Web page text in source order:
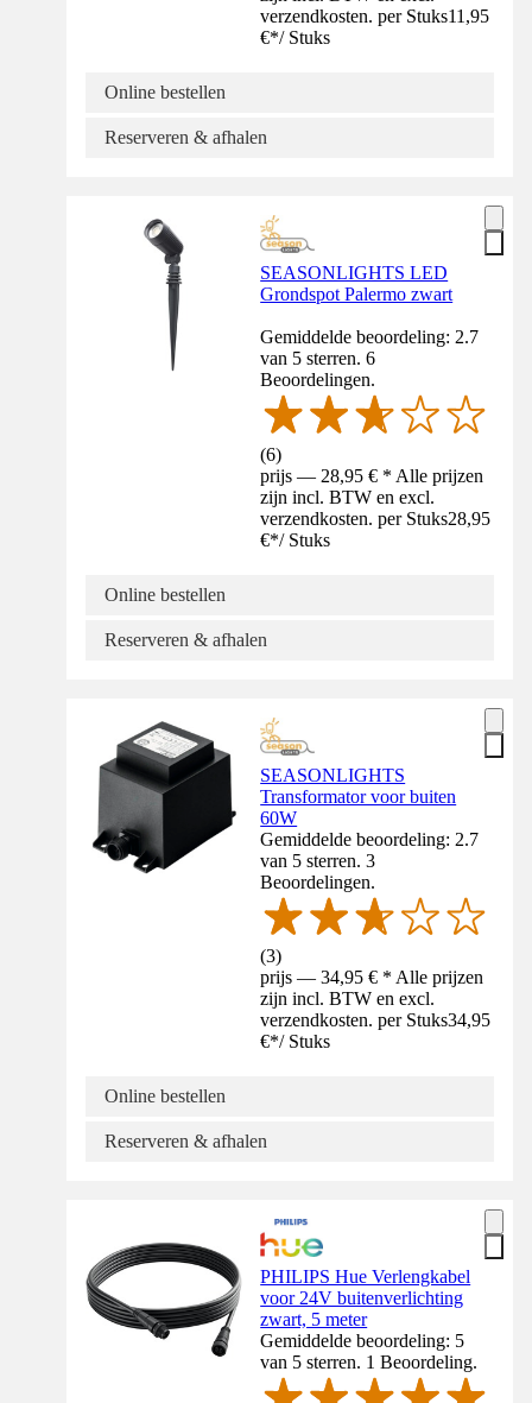
verzendkosten. per Stuks11,95
€*/ Stuks
Online bestellen
Reserveren & afhalen
SEASONLIGHTS LED
Grondspot Palermo zwart
Gemiddelde beoordeling: 2.7
van 5 sterren. 6
Beoordelingen.
(6)
prijs — 28,95 € * Alle prijzen
zijn incl. BTW en excl.
verzendkosten. per Stuks28,95
€*/ Stuks
Online bestellen
Reserveren & afhalen
SEASONLIGHTS
Transformator voor buiten
60W
Gemiddelde beoordeling: 2.7
van 5 sterren. 3
Beoordelingen.
(3)
prijs — 34,95 € * Alle prijzen
zijn incl. BTW en excl.
verzendkosten. per Stuks34,95
€*/ Stuks
Online bestellen
Reserveren & afhalen
PHILIPS Hue Verlengkabel
voor 24V buitenverlichting
zwart, 5 meter
Gemiddelde beoordeling: 5
van 5 sterren. 1 Beoordeling.